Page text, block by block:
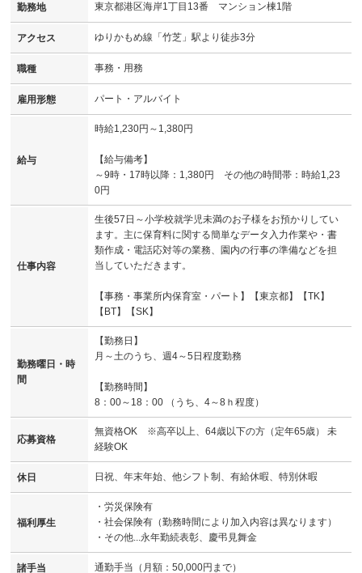
勤務地 東京都港区海岸1丁目13番 マンション棟1階
アクセス ゆりかもめ線「竹芝」駅より徒歩3分
職種 事務・用務
雇用形態 パート・アルバイト
給与
時給1,230円～1,380円
【給与備考】
～9時・17時以降：1,380円 その他の時間帯：時給1,23
0円
仕事内容
生後57日～小学校就学児未満のお子様をお預かりしてい
ます。主に保育料に関する簡単なデータ入力作業や・書
類作成・電話応対等の業務、園内の行事の準備などを担
当していただきます。
【事務・事業所内保育室・パート】【東京都】【TK】
【BT】【SK】
勤務曜日・時
間
【勤務日】
月～土のうち、週4～5日程度勤務
【勤務時間】
8：00～18：00 （うち、4～8ｈ程度）
応募資格
無資格OK ※高卒以上、64歳以下の方（定年65歳） 未
経験OK
休日 日祝、年末年始、他シフト制、有給休暇、特別休暇
福利厚生
・労災保険有
・社会保険有（勤務時間により加入内容は異なります）
・その他...永年勤続表彰、慶弔見舞金
諸手当 通勤手当（月額：50,000円まで）